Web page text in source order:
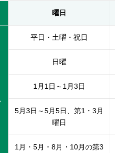
曜日
平日・土曜・祝日
日曜
1月1日～1月3日
5月3日～5月5日、第1・3月
曜日
1月・5月・8月・10月の第3